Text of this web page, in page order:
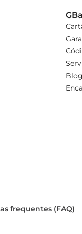
frequentes (FAQ)